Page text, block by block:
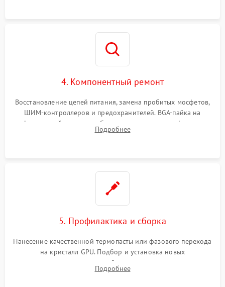
4. Компонентный ремонт
Восстановление цепей питания, замена пробитых мосфетов,
ШИМ-контроллеров и предохранителей. BGA-пайка на
инфракрасной станции реболлинг или замена графического
чипа и дефектной памяти GDDR. Прошивка BIOS
Подробнее
5. Профилактика и сборка
Нанесение качественной термопасты или фазового перехода
на кристалл GPU. Подбор и установка новых
термопрокладок правильной толщины на память и цепи
питания. Монтаж радиатора и бэкплейта, подключение и
Подробнее